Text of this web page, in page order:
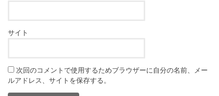
サイト
次回のコメントで使用するためブラウザーに自分の名前、メー
ルアドレス、サイトを保存する。